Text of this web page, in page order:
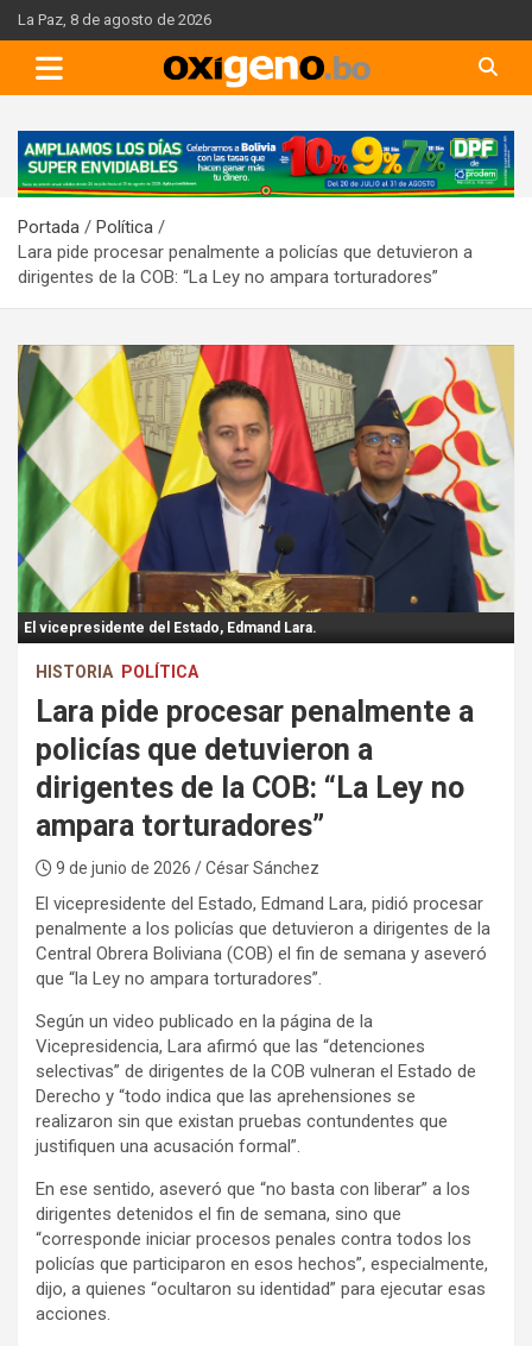
Skip
to
content
La Paz, 8 de agosto de 2026
A
d
e
r
t
s
e
m
e
n
:
Portada
Política
Lara pide procesar penalmente a policías que detuvieron a
dirigentes de la COB: “La Ley no ampara torturadores”
El vicepresidente del Estado, Edmand Lara.
HISTORIA POLÍTICA
Lara pide procesar penalmente a
policías que detuvieron a
dirigentes de la COB: “La Ley no
ampara torturadores”
9 de junio de 2026 / César Sánchez
El vicepresidente del Estado, Edmand Lara, pidió procesar
penalmente a los policías que detuvieron a dirigentes de la
Central Obrera Boliviana (COB) el fin de semana y aseveró
que “la Ley no ampara torturadores”.
Según un video publicado en la página de la
Vicepresidencia, Lara afirmó que las “detenciones
selectivas” de dirigentes de la COB vulneran el Estado de
Derecho y “todo indica que las aprehensiones se
realizaron sin que existan pruebas contundentes que
justifiquen una acusación formal”.
En ese sentido, aseveró que “no basta con liberar” a los
dirigentes detenidos el fin de semana, sino que
“corresponde iniciar procesos penales contra todos los
policías que participaron en esos hechos”, especialmente,
dijo, a quienes “ocultaron su identidad” para ejecutar esas
acciones.